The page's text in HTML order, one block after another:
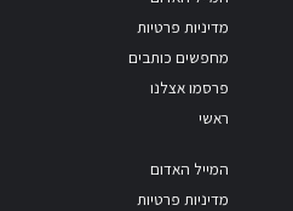
מדיניות פרטיות
מחפשים כותבים
פרסמו אצלנו
ראשי
המייל האדום
מדיניות פרטיות